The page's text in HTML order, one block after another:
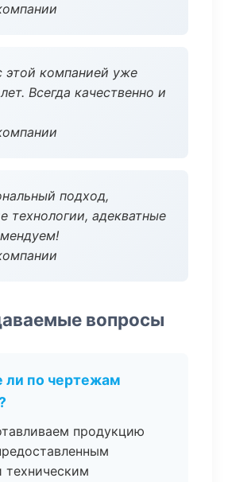
этой компанией уже
Всегда качественно и
подход,
технологии, адекватные
вопросы
ли по чертежам
продукцию
техническим